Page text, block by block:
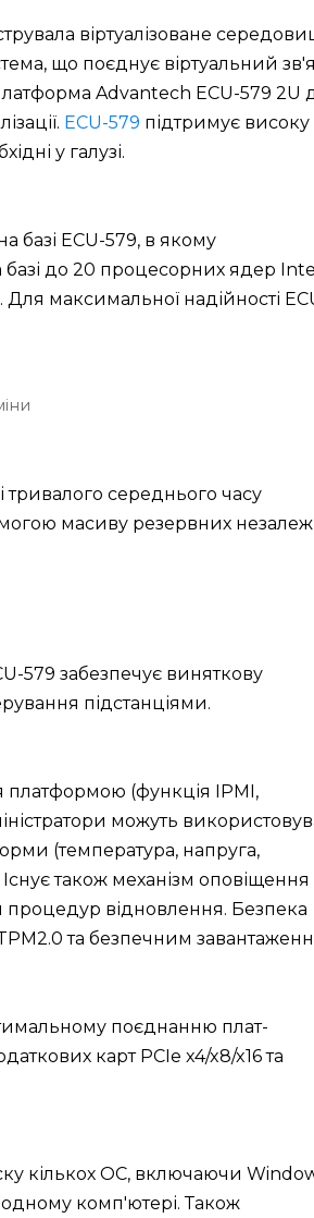
віртуалізоване
що поєднує віртуальний
Advantech ECU-579 2U
ECU-579 підтримує високу
у галузі.
базі ECU-579, в якому
до 20 процесорних ядер Intel
максимальної надійності
тривалого середнього часу
масиву резервних
579 забезпечує виняткову
підстанціями.
платформою (функція IPMI,
можуть
(температура, напруга,
також механізм оповіщення
процедур відновлення. Безпека
та безпечним
поєднанню плат-
карт PCIe x4/x8/x16 та
кількох ОС, включаючи
одному комп'ютері. Також